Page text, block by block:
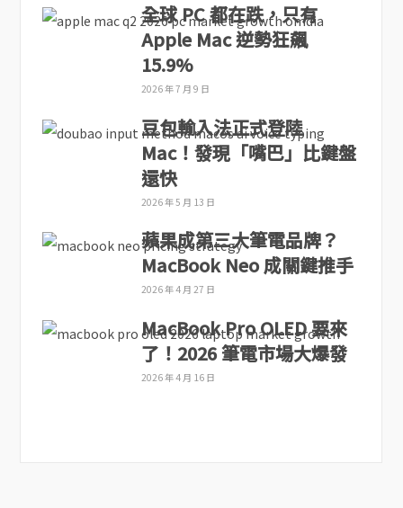
全球 PC 都在跌，只有
Apple Mac 逆勢狂飆
15.9%
2026 年 7 月 9 日
豆包輸入法正式登陸
Mac！發現「嘴巴」比鍵盤
還快
2026 年 5 月 13 日
蘋果成第三大筆電品牌？
MacBook Neo 成關鍵推手
2026 年 4 月 27 日
MacBook Pro OLED 要來
了！2026 筆電市場大爆發
2026 年 4 月 16 日